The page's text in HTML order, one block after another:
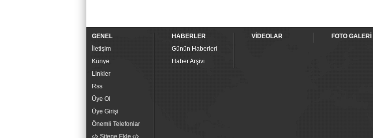
GENEL
İletişim
Künye
Linkler
Rss
Üye Ol
Üye Girişi
Önemli Telefonlar
Sitene Ekle
HABERLER
Günün Haberleri
Haber Arşivi
VİDEOLAR FOTO GALERİ